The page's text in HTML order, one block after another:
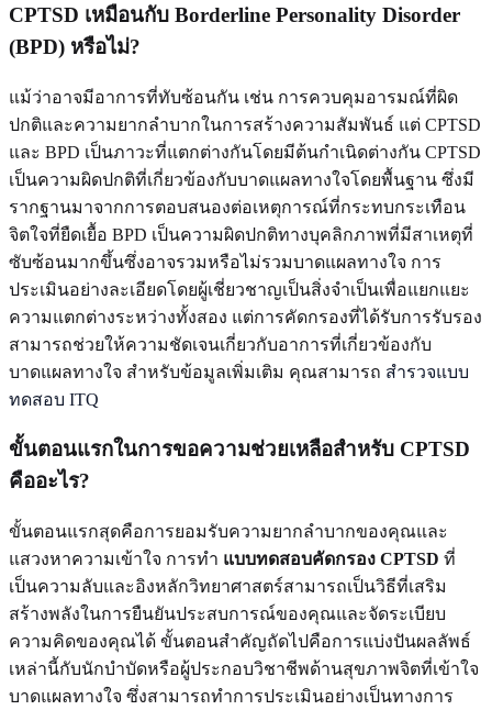
CPTSD เหมือนกับ Borderline Personality Disorder
(BPD) หรือไม่?
แม้ว่าอาจมีอาการที่ทับซ้อนกัน เช่น การควบคุมอารมณ์ที่ผิด
ปกติและความยากลำบากในการสร้างความสัมพันธ์ แต่ CPTSD
และ BPD เป็นภาวะที่แตกต่างกันโดยมีต้นกำเนิดต่างกัน CPTSD
เป็นความผิดปกติที่เกี่ยวข้องกับบาดแผลทางใจโดยพื้นฐาน ซึ่งมี
รากฐานมาจากการตอบสนองต่อเหตุการณ์ที่กระทบกระเทือน
จิตใจที่ยืดเยื้อ BPD เป็นความผิดปกติทางบุคลิกภาพที่มีสาเหตุที่
ซับซ้อนมากขึ้นซึ่งอาจรวมหรือไม่รวมบาดแผลทางใจ การ
ประเมินอย่างละเอียดโดยผู้เชี่ยวชาญเป็นสิ่งจำเป็นเพื่อแยกแยะ
ความแตกต่างระหว่างทั้งสอง แต่การคัดกรองที่ได้รับการรับรอง
สามารถช่วยให้ความชัดเจนเกี่ยวกับอาการที่เกี่ยวข้องกับ
บาดแผลทางใจ สำหรับข้อมูลเพิ่มเติม คุณสามารถ สำรวจแบบ
ทดสอบ ITQ
ขั้นตอนแรกในการขอความช่วยเหลือสำหรับ CPTSD
คืออะไร?
ขั้นตอนแรกสุดคือการยอมรับความยากลำบากของคุณและ
แสวงหาความเข้าใจ การทำ แบบทดสอบคัดกรอง CPTSD ที่
เป็นความลับและอิงหลักวิทยาศาสตร์สามารถเป็นวิธีที่เสริม
สร้างพลังในการยืนยันประสบการณ์ของคุณและจัดระเบียบ
ความคิดของคุณได้ ขั้นตอนสำคัญถัดไปคือการแบ่งปันผลลัพธ์
เหล่านี้กับนักบำบัดหรือผู้ประกอบวิชาชีพด้านสุขภาพจิตที่เข้าใจ
บาดแผลทางใจ ซึ่งสามารถทำการประเมินอย่างเป็นทางการ